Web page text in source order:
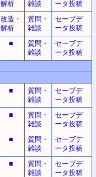
解析 雑談
ータ投稿
改造・
解析
質問・
雑談
セーブデ
ータ投稿
■
質問・
雑談
セーブデ
ータ投稿
■
質問・
雑談
セーブデ
ータ投稿
■
質問・
雑談
セーブデ
ータ投稿
■
質問・
雑談
セーブデ
ータ投稿
■
質問・
雑談
セーブデ
ータ投稿